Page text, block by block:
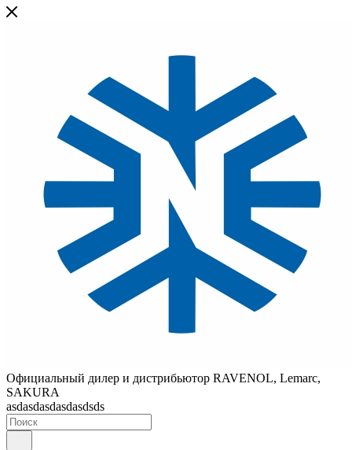
Официальный дилер и дистрибьютор RAVENOL, Lemarc,
SAKURA
asdasdasdasdasdsds